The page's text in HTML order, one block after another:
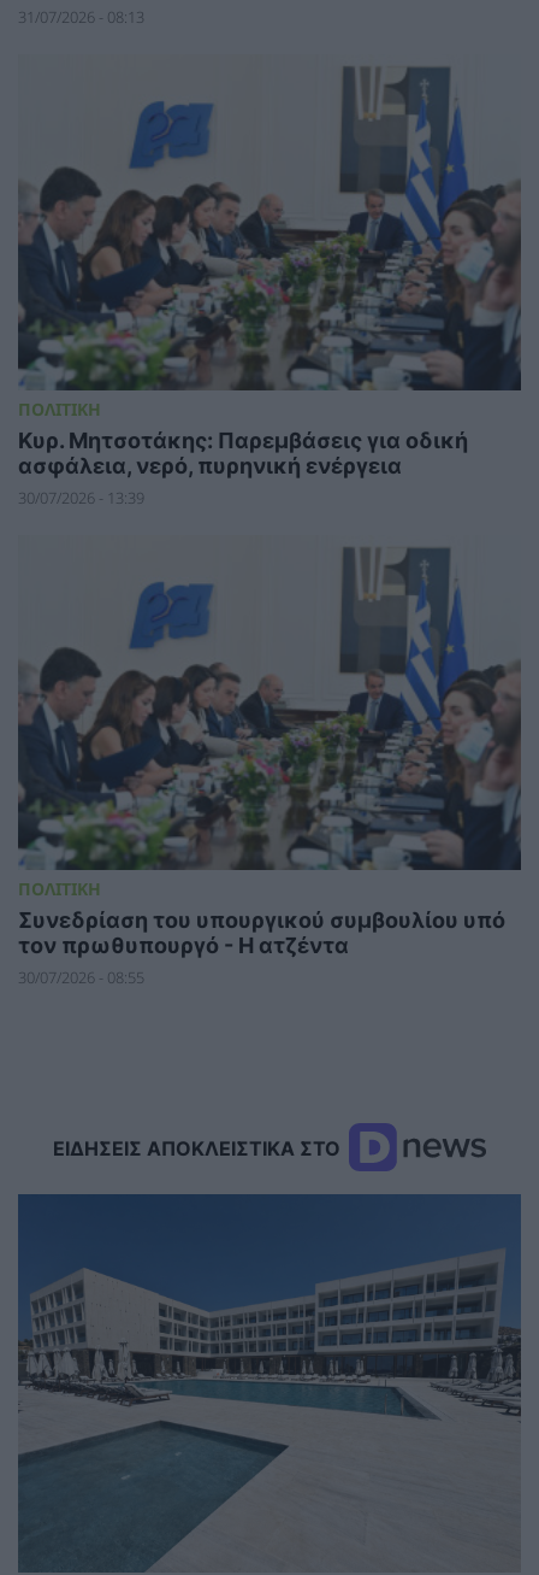
31/07/2026 - 08:13
ΠΟΛΙΤΙΚΗ
Κυρ. Μητσοτάκης: Παρεμβάσεις για οδική
ασφάλεια, νερό, πυρηνική ενέργεια
30/07/2026 - 13:39
ΠΟΛΙΤΙΚΗ
Συνεδρίαση του υπουργικού συμβουλίου υπό
τον πρωθυπουργό - Η ατζέντα
30/07/2026 - 08:55
ΕΙΔΗΣΕΙΣ ΑΠΟΚΛΕΙΣΤΙΚΑ ΣΤΟ